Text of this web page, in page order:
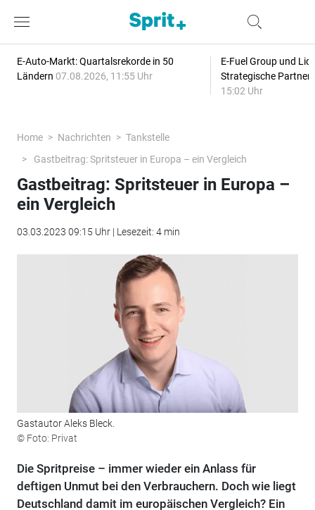
E-Auto-Markt: Quartalsrekorde in 50
Ländern 07.08.2026, 11:55 Uhr
E-Fuel Group und
Strategische
15:02 Uhr
Home Nachrichten
Tankstelle
Gastbeitrag: Spritsteuer in Europa – ein Vergleich
Gastbeitrag: Spritsteuer in Europa –
ein Vergleich
03.03.2023 09:15 Uhr | Lesezeit: 4 min
Gastautor Aleks Bleck.
© Foto: Privat
Die Spritpreise – immer wieder ein Anlass für
deftigen Unmut bei den Verbrauchern. Doch wie liegt
Deutschland damit im europäischen Vergleich? Ein